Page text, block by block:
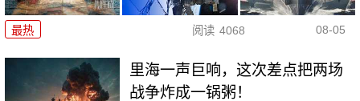
最热 阅读 4068 08-05
里海一声巨响，这次差点把两场
战争炸成一锅粥！